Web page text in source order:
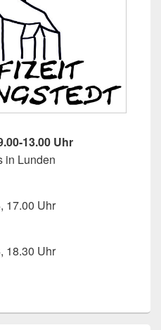
13.00 Uhr
in Lunden
17.00 Uhr
18.30 Uhr